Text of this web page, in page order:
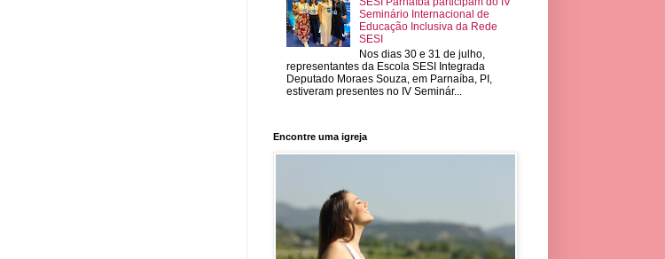
Seminário Internacional de
Educação Inclusiva da Rede
SESI
Nos dias 30 e 31 de julho,
representantes da Escola SESI Integrada
Deputado Moraes Souza, em Parnaíba, PI,
estiveram presentes no IV Seminár...
Encontre uma igreja